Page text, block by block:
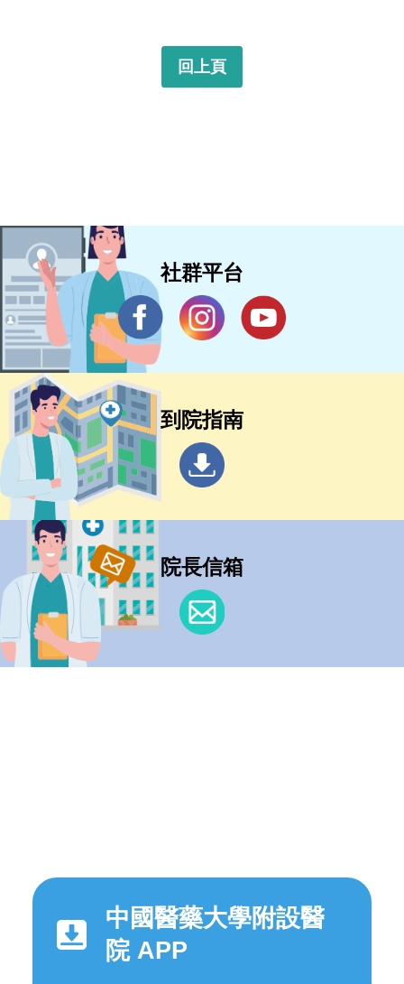
回上頁
社群平台
到院指南
院長信箱
中國醫藥大學附設醫
院 APP